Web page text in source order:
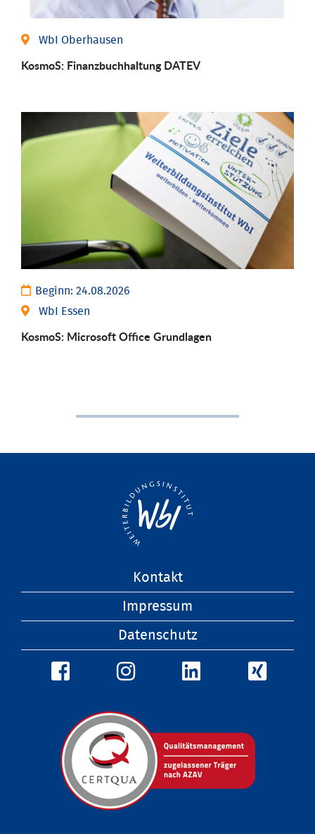
WbI Oberhausen
KosmoS: Finanzbuchhaltung DATEV
Beginn: 24.08.2026
WbI Essen
KosmoS: Microsoft Office Grund­lagen
Kontakt
Impressum
Datenschutz